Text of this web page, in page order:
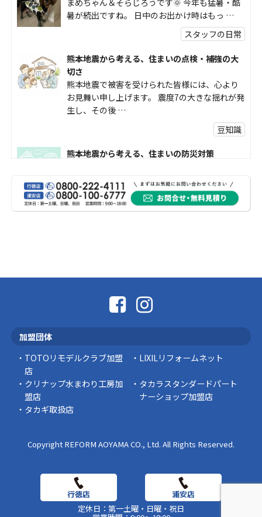
まめちゃん＆そらじろうです🌞 今年も猛暑・酷
暑が続出ですね。 日中のお出かけ時はもっ …
スタッフの日常
熊本地震から考える、住まいの点検・補強の大
切さ
熊本地震で被害を受けられた皆様には、心より
お見舞い申し上げます。 震度7の大きな揺れが発
生し、その後 …
豆知識
熊本地震から考える、住まいの防災対策
受けられた皆様に、心よりお見舞い申し上げま
す。 今回の地震 …
社長コラム
スタッフの日常
加盟団体
TOTOリモデルクラブ加盟
店
LIXILリフォームネット
クリナップ水まわり工房加
盟店
タカラスタンダードパート
ナーショップ加盟店
タカギ取扱店
Copyright REFORM AOYAMA CO., Ltd. All Rights Reserved.
定休日：第一土曜・日曜・祝日